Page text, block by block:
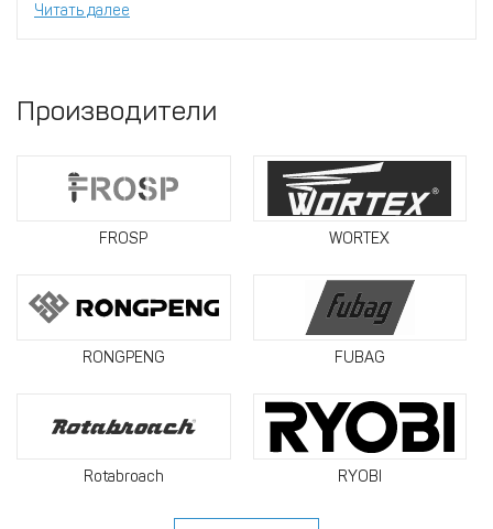
Читать далее
Производители
FROSP WORTEX
RONGPENG FUBAG
Rotabroach RYOBI